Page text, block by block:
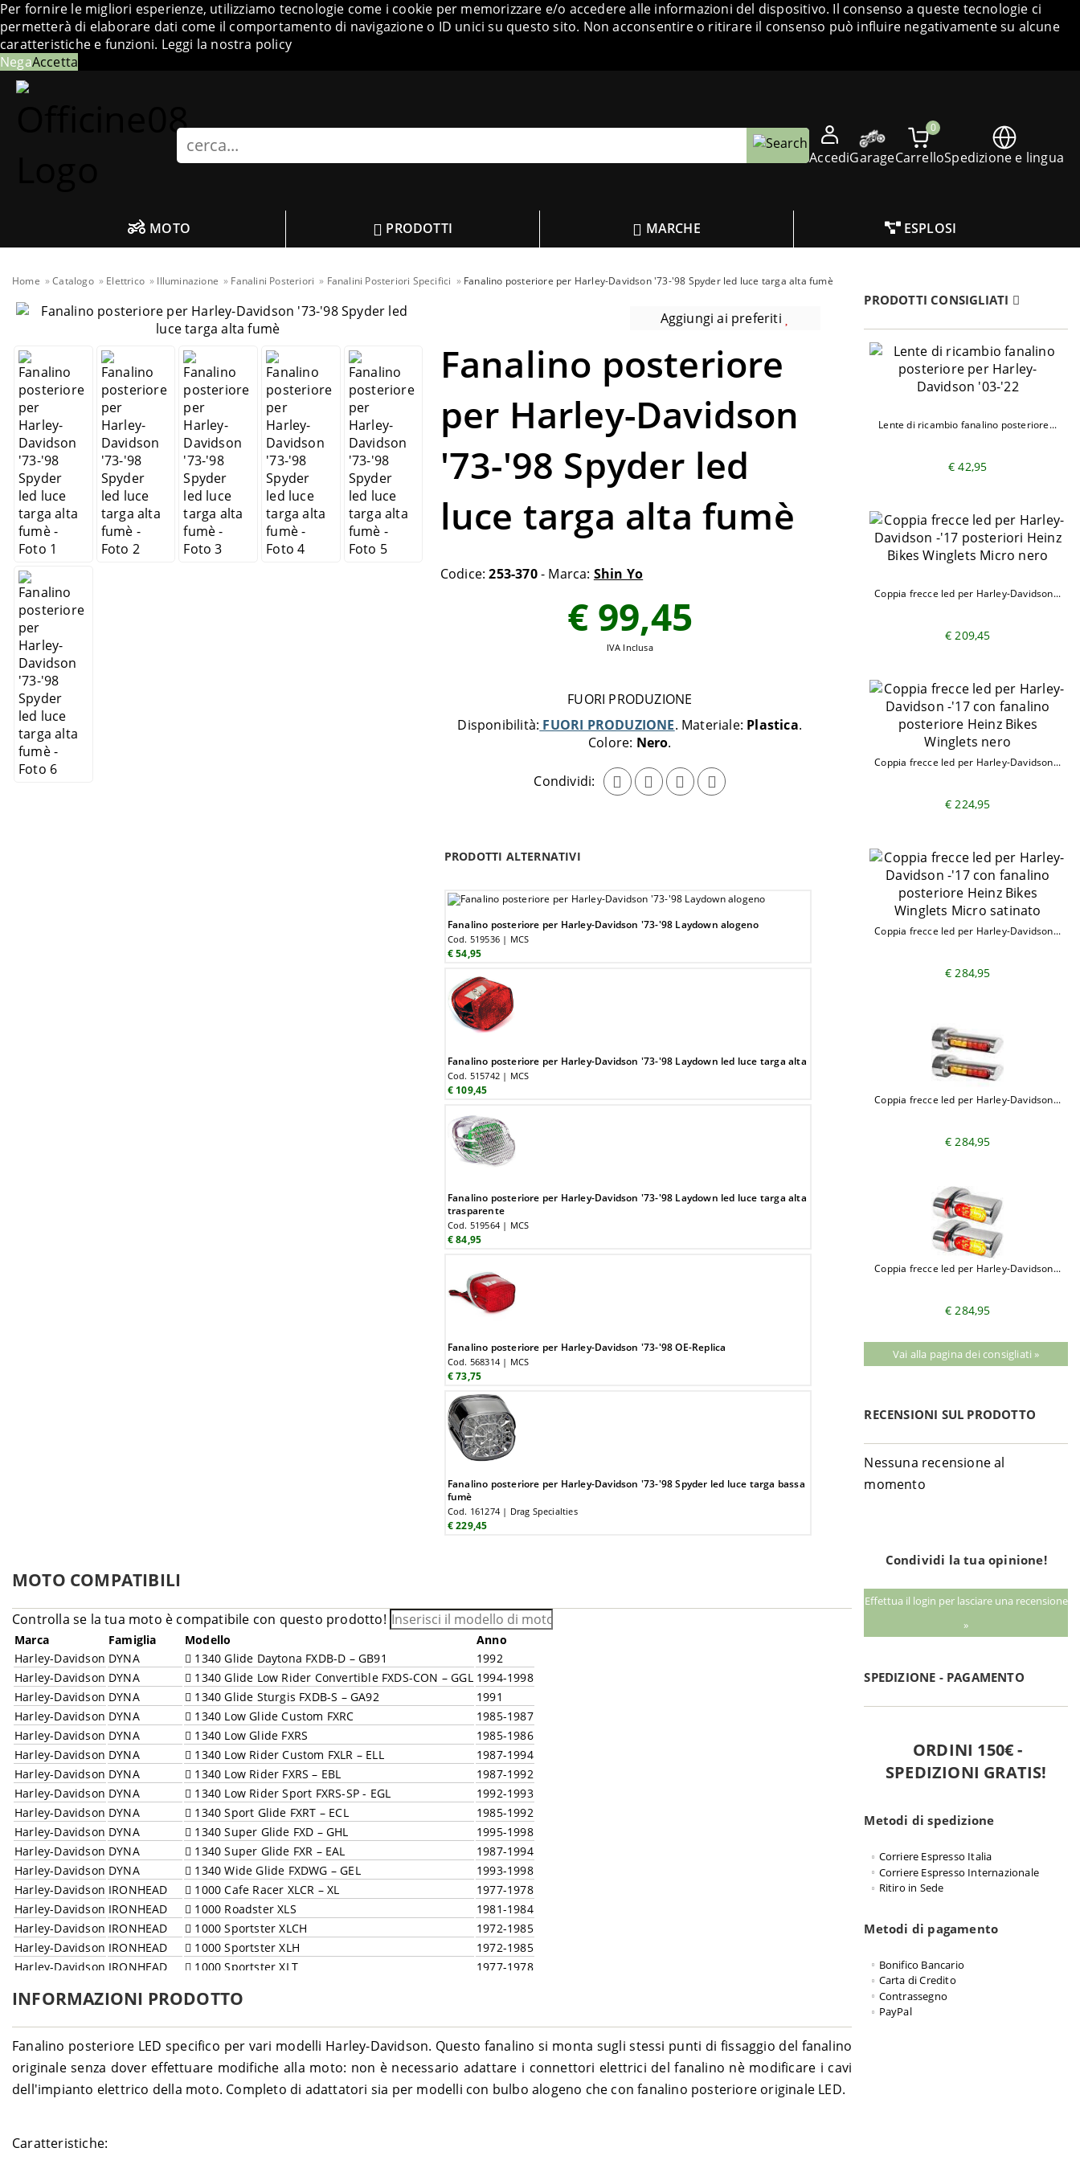
Per fornire le migliori esperienze, utilizziamo tecnologie come i cookie per memorizzare e/o accedere alle informazioni del dispositivo. Il consenso a queste tecnologie ci
permetterà di elaborare dati come il comportamento di navigazione o ID unici su questo sito. Non acconsentire o ritirare il consenso può influire negativamente su alcune
caratteristiche e funzioni. Leggi la nostra policy
NegaAccetta
Search
AccediGarage
0
CarrelloSpedizione e lingua
MOTO PRODOTTI MARCHE ESPLOSI
Home Catalogo Elettrico Illuminazione Fanalini Posteriori Fanalini Posteriori Specifici Fanalino posteriore per Harley-Davidson '73-'98 Spyder led luce targa alta fumè
Aggiungi ai preferiti
Fanalino posteriore
per Harley-Davidson
'73-'98 Spyder led
luce targa alta fumè
Codice:253-370- Marca: Shin Yo
Disponibilità: FUORI PRODUZIONE Materiale: Plastica
Colore: Nero
Condividi:
€ 99,45
IVA Inclusa
FUORI PRODUZIONE
PRODOTTI ALTERNATIVI
Fanalino posteriore per Harley-Davidson '73-'98 Laydown alogeno
Cod. 519536 | MCS
€ 54,95
Fanalino posteriore per Harley-Davidson '73-'98 Laydown led luce targa alta
Cod. 515742 | MCS
€ 109,45
Fanalino posteriore per Harley-Davidson '73-'98 Laydown led luce targa alta
trasparente
Cod. 519564 | MCS
€ 84,95
Fanalino posteriore per Harley-Davidson '73-'98 OE-Replica
Cod. 568314 | MCS
€ 73,75
Fanalino posteriore per Harley-Davidson '73-'98 Spyder led luce targa bassa
fumè
Cod. 161274 | Drag Specialties
€ 229,45
MOTO COMPATIBILI
Controlla se la tua moto è compatibile con questo prodotto!
Marca Famiglia Modello
Anno
Harley-Davidson DYNA 1340 Glide Daytona FXDB-D – GB91
1992
Harley-Davidson DYNA 1340 Glide Low Rider Convertible FXDS-CON – GGL 1994-1998
Harley-Davidson DYNA 1340 Glide Sturgis FXDB-S – GA92
1991
Harley-Davidson DYNA 1340 Low Glide Custom FXRC
1985-1987
Harley-Davidson DYNA 1340 Low Glide FXRS
1985-1986
Harley-Davidson DYNA 1340 Low Rider Custom FXLR – ELL
1987-1994
Harley-Davidson DYNA 1340 Low Rider FXRS – EBL
1987-1992
Harley-Davidson DYNA 1340 Low Rider Sport FXRS-SP - EGL
1992-1993
Harley-Davidson DYNA 1340 Sport Glide FXRT – ECL
1985-1992
Harley-Davidson DYNA 1340 Super Glide FXD – GHL
1995-1998
Harley-Davidson DYNA 1340 Super Glide FXR – EAL
1987-1994
Harley-Davidson DYNA 1340 Wide Glide FXDWG – GEL
1993-1998
Harley-Davidson IRONHEAD 1000 Cafe Racer XLCR – XL
1977-1978
Harley-Davidson IRONHEAD 1000 Roadster XLS
1981-1984
Harley-Davidson IRONHEAD 1000 Sportster XLCH
1972-1985
Harley-Davidson IRONHEAD 1000 Sportster XLH
1972-1985
Harley-Davidson IRONHEAD 1000 Sportster XLT
1977-1978
Harley-Davidson IRONHEAD 1000 XR
Harley-Davidson SHOVELHEAD 1200 Electra Glide FLH – FLH
1975-1979
Harley-Davidson SHOVELHEAD 1200 Fat Bob FXEF – FX
1979
Harley-Davidson SHOVELHEAD 1200 Low Rider FXS – FX
1977-1979
Harley-Davidson
SHOVELHEAD 1200 Super Glide FXE - FX
1974-1979
Harley-Davidson
1340 Electra Glide Classic FLHTC – FLT
Harley-Davidson
INFORMAZIONI PRODOTTO
Fanalino posteriore LED specifico per vari modelli Harley-Davidson. Questo fanalino si monta sugli stessi punti di fissaggio del fanalino
originale senza dover effettuare modifiche alla moto: non è necessario adattare i connettori elettrici del fanalino nè modificare i cavi
dell'impianto elettrico della moto. Completo di adattatori sia per modelli con bulbo alogeno che con fanalino posteriore originale LED.
Caratteristiche:
PRODOTTI CONSIGLIATI
Lente di ricambio fanalino posteriore...
€ 42,95
Coppia frecce led per Harley-Davidson...
€ 209,45
Coppia frecce led per Harley-Davidson...
€ 224,95
Coppia frecce led per Harley-Davidson...
€ 284,95
Coppia frecce led per Harley-Davidson...
€ 284,95
Coppia frecce led per Harley-Davidson...
€ 284,95
Vai alla pagina dei consigliati »
RECENSIONI SUL PRODOTTO
Nessuna recensione al
momento
Condividi la tua opinione!
Effettua il login per lasciare una recensione
»
SPEDIZIONE - PAGAMENTO
ORDINI 150€ -
SPEDIZIONI GRATIS!
Metodi di spedizione
Corriere Espresso Italia
Corriere Espresso Internazionale
Ritiro in Sede
Metodi di pagamento
Bonifico Bancario
Carta di Credito
Contrassegno
PayPal